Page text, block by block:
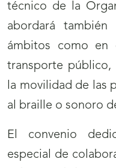
técnico de la
abordará
ámbitos como en
transporte público,
la movilidad de las
al braille o sonoro
El convenio
especial de